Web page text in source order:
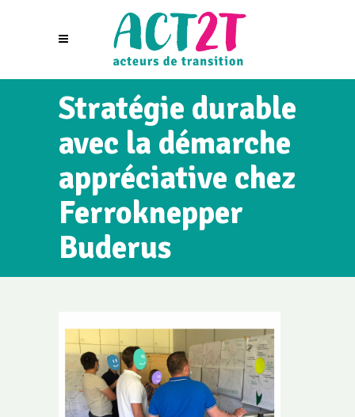
Stratégie durable
avec la démarche
appréciative chez
Ferroknepper
Buderus